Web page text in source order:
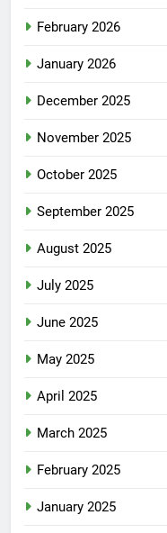
February 2026
January 2026
December 2025
November 2025
October 2025
September 2025
August 2025
July 2025
June 2025
May 2025
April 2025
March 2025
February 2025
January 2025